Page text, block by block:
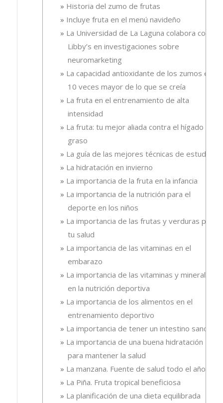
Historia del zumo de frutas
Incluye fruta en el menú navideño
La Universidad de La Laguna colabora con
Libby’s en investigaciones sobre
neuromarketing
La capacidad antioxidante de los zumos es
10 veces mayor de lo que se creía
La fruta en el entrenamiento de alta
intensidad
La fruta: tu mejor aliada contra el hígado
graso
La guía de las mejores técnicas de estudio
La hidratación en invierno
La importancia de la fruta en la infancia
La importancia de la nutrición para el
deporte en los niños
La importancia de las frutas y verduras para
tu salud
La importancia de las vitaminas en el
embarazo
La importancia de las vitaminas y minerales
en la nutrición deportiva
La importancia de los alimentos en el
entrenamiento deportivo
La importancia de tener un intestino sano
La importancia de una buena hidratación
para mantener la salud
La manzana. Fuente de salud todo el año
La Piña. Fruta tropical beneficiosa
La planificación de una dieta equilibrada